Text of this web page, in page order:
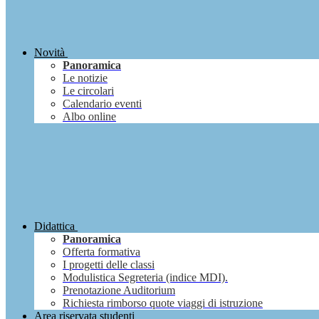
Novità
Panoramica
Le notizie
Le circolari
Calendario eventi
Albo online
Didattica
Panoramica
Offerta formativa
I progetti delle classi
Modulistica Segreteria (indice MDI).
Prenotazione Auditorium
Richiesta rimborso quote viaggi di istruzione
Area riservata studenti